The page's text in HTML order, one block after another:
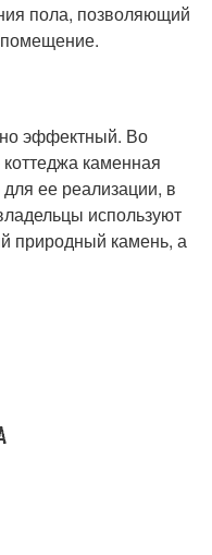
пола, позволяющий
помещение.
эффектный. Во
коттеджа каменная
ее реализации, в
используют
природный камень, а